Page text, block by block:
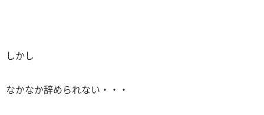
しかし
なかなか辞められない・・・